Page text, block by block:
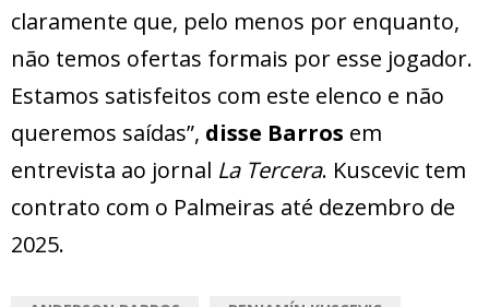
claramente que, pelo menos por enquanto,
não temos ofertas formais por esse jogador.
Estamos satisfeitos com este elenco e não
queremos saídas”, disse Barros em
entrevista ao jornal La Tercera. Kuscevic tem
contrato com o Palmeiras até dezembro de
2025.